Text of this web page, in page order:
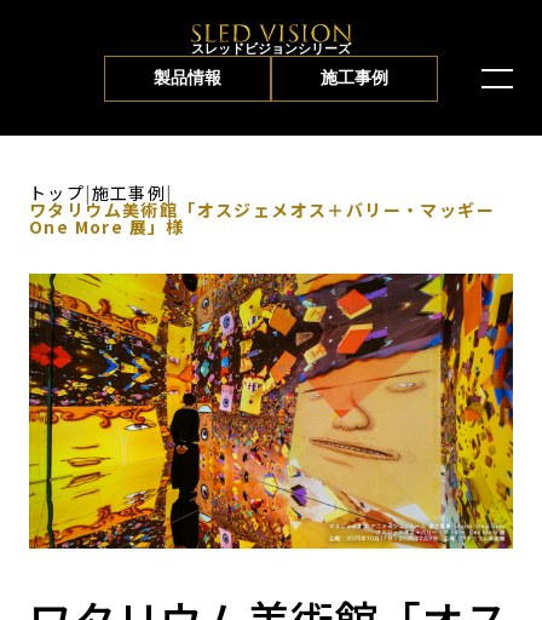
スレッドビジョンシリーズ
製品情報 施工事例
トップ|施工事例|
ワタリウム美術館「オスジェメオス＋バリー・マッギー
One More 展」様